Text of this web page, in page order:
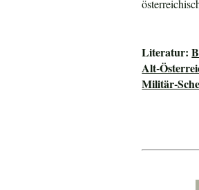
Literatur:
Alt-
Militär-